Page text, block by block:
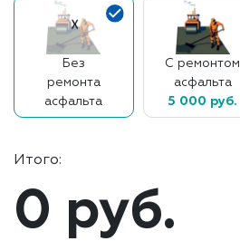
Без
ремонта
асфальта
С ремонтом
асфальта
5 000 руб.
Итого:
0 руб.